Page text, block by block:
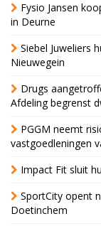
Fysio Jansen
in Deurne
Siebel Juweliers
Nieuwegein
Drugs
Afdeling begrenst
PGGM neemt
vastgoedleningen
Impact Fit sluit
SportCity opent
Doetinchem